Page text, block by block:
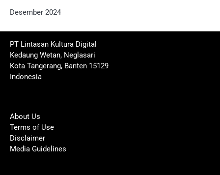
Desember 2024
PT Lintasan Kultura Digital
Kedaung Wetan, Neglasari
Kota Tangerang, Banten 15129
Indonesia
About Us
Terms of Use
Disclaimer
Media Guidelines